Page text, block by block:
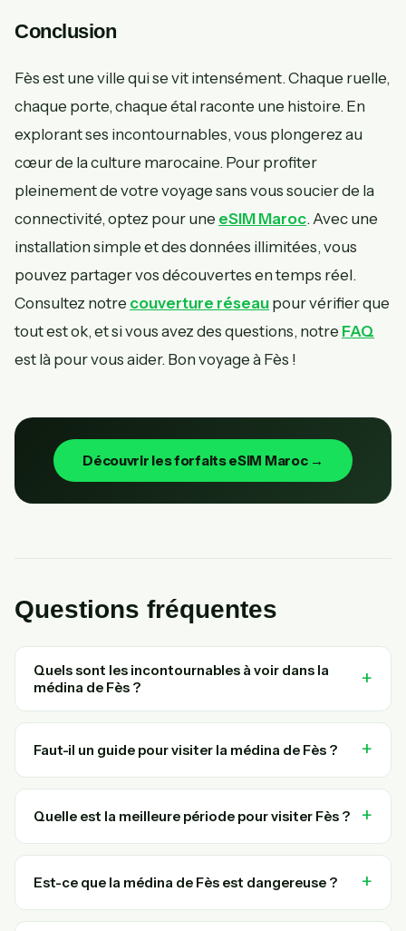
Conclusion
Fès est une ville qui se vit intensément. Chaque ruelle,
chaque porte, chaque étal raconte une histoire. En
explorant ses incontournables, vous plongerez au
cœur de la culture marocaine. Pour profiter
pleinement de votre voyage sans vous soucier de la
connectivité, optez pour une eSIM Maroc. Avec une
installation simple et des données illimitées, vous
pouvez partager vos découvertes en temps réel.
Consultez notre couverture réseau pour vérifier que
tout est ok, et si vous avez des questions, notre FAQ
est là pour vous aider. Bon voyage à Fès !
Découvrir les forfaits eSIM Maroc →
Questions fréquentes
Quels sont les incontournables à voir dans la
médina de Fès ?
Faut-il un guide pour visiter la médina de Fès ?
Quelle est la meilleure période pour visiter Fès ?
Est-ce que la médina de Fès est dangereuse ?